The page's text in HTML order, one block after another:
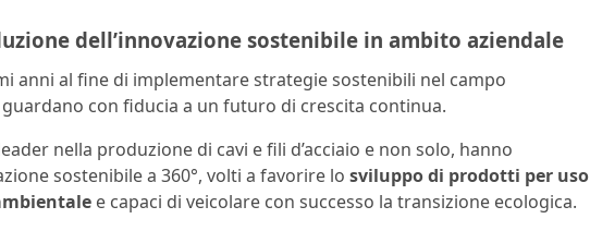
dell’innovazione sostenibile in ambito aziendale
anni al fine di implementare strategie sostenibili nel campo
con fiducia a un futuro di crescita continua.
nella produzione di cavi e fili d’acciaio e non solo, hanno
sostenibile a 360°, volti a favorire lo sviluppo di prodotti per uso
e capaci di veicolare con successo la transizione ecologica.